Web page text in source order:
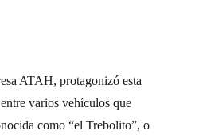
ATAH, protagonizó esta
varios vehículos que
como “el Trebolito”, o